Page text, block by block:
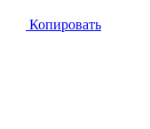
Копировать